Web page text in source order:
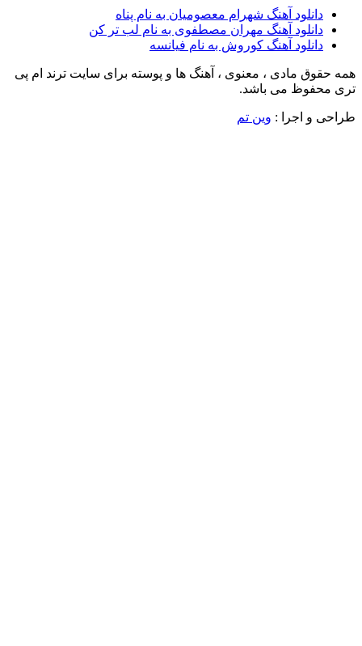
دانلود آهنگ شهرام معصومیان به نام پناه
دانلود آهنگ مهران مصطفوی به نام لب تر کن
دانلود آهنگ کوروش به نام فیانسه
مادی ، معنوی ، آهنگ ها و پوسته برای سایت ترند ام پی
می باشد.
و اجرا : وین تم